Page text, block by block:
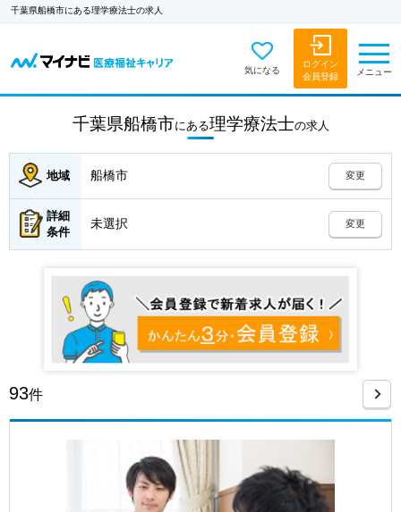
千葉県船橋市にある理学療法士の求人
気になる
ログイン
会員登録
メニュー
千葉県船橋市にある理学療法士の求人
地域 船橋市 変更
詳細
条件
未選択 変更
93件